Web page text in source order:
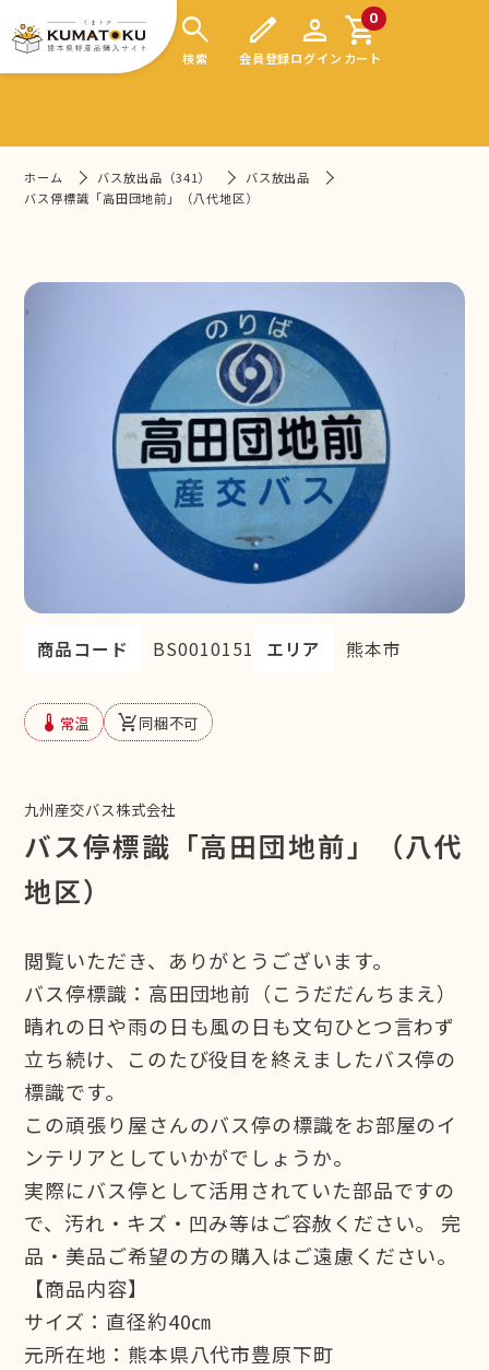
search
検索
edit
会員登録
person
ログイン
0
shopping_cart
カート
ホーム バス放出品（341）
バス放出品
バス停標識「高田団地前」（八代地区）
商品コード BS0010151 エリア 熊本市
device_thermostat 常温 remove_shopping_cart同梱不可
九州産交バス株式会社
バス停標識「高田団地前」（八代
地区）
閲覧いただき、ありがとうございます。
バス停標識：高田団地前（こうだだんちまえ）
晴れの日や雨の日も風の日も文句ひとつ言わず
立ち続け、このたび役目を終えましたバス停の
標識です。
この頑張り屋さんのバス停の標識をお部屋のイ
ンテリアとしていかがでしょうか。
実際にバス停として活用されていた部品ですの
で、汚れ・キズ・凹み等はご容赦ください。 完
品・美品ご希望の方の購入はご遠慮ください。
【商品内容】
サイズ：直径約40㎝
元所在地：熊本県八代市豊原下町